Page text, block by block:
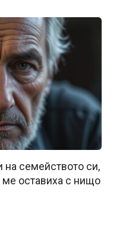
на семейството си,
ме оставиха с нищо